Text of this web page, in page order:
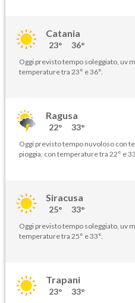
Catania
23° 36°
Oggi previsto tempo soleggiato, uv
temperature tra 23° e 36°.
Ragusa
22° 33°
Oggi previsto tempo nuvoloso con
pioggia, con temperature tra 22° e
Siracusa
25° 33°
Oggi previsto tempo soleggiato, uv
temperature tra 25° e 33°.
Trapani
23° 33°